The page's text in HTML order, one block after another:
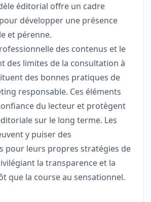
éditorial offre un cadre
développer une présence
et pérenne.
des contenus et le
des limites de la consultation à
des bonnes pratiques de
responsable. Ces éléments
du lecteur et protègent
sur le long terme. Les
y puiser des
pour leurs propres stratégies de
la transparence et la
que la course au sensationnel.